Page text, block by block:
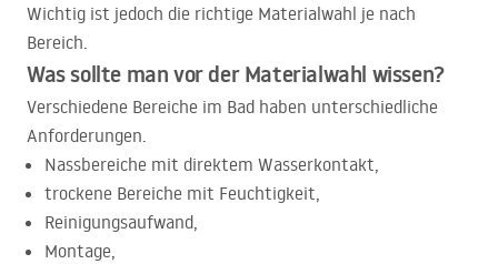
Wichtig ist jedoch die richtige Materialwahl je nach
Bereich.
Was sollte man vor der Materialwahl wissen?
Verschiedene Bereiche im Bad haben unterschiedliche
Anforderungen.
Nassbereiche mit direktem Wasserkontakt,
trockene Bereiche mit Feuchtigkeit,
Reinigungsaufwand,
Montage,